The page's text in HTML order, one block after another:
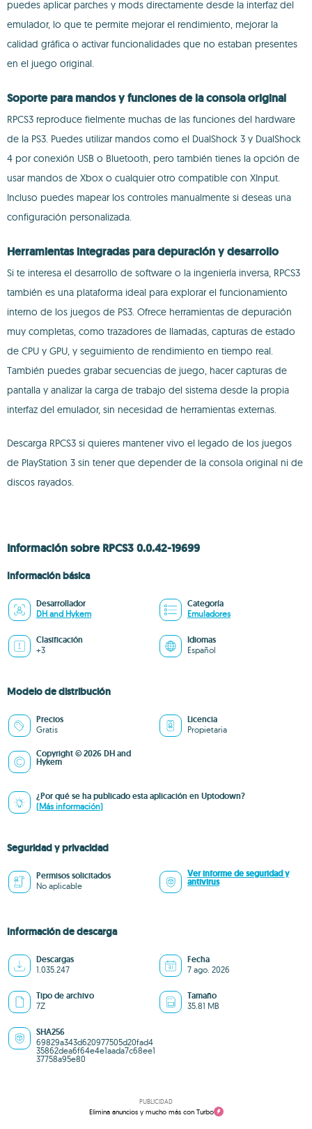
puedes aplicar parches y mods directamente desde la interfaz del
emulador, lo que te permite mejorar el rendimiento, mejorar la
calidad gráfica o activar funcionalidades que no estaban presentes
en el juego original.
Soporte para mandos y funciones de la consola original
RPCS3 reproduce fielmente muchas de las funciones del hardware
de la PS3. Puedes utilizar mandos como el DualShock 3 y DualShock
4 por conexión USB o Bluetooth, pero también tienes la opción de
usar mandos de Xbox o cualquier otro compatible con XInput.
Incluso puedes mapear los controles manualmente si deseas una
configuración personalizada.
Herramientas integradas para depuración y desarrollo
Si te interesa el desarrollo de software o la ingeniería inversa, RPCS3
también es una plataforma ideal para explorar el funcionamiento
interno de los juegos de PS3. Ofrece herramientas de depuración
muy completas, como trazadores de llamadas, capturas de estado
de CPU y GPU, y seguimiento de rendimiento en tiempo real.
También puedes grabar secuencias de juego, hacer capturas de
pantalla y analizar la carga de trabajo del sistema desde la propia
interfaz del emulador, sin necesidad de herramientas externas.
Descarga RPCS3 si quieres mantener vivo el legado de los juegos
de PlayStation 3 sin tener que depender de la consola original ni de
discos rayados.
Información sobre RPCS3 0.0.42-19699
Información básica
Desarrollador
DH and Hykem
Categoría
Emuladores
Clasificación
+3
Idiomas
Español
Modelo de distribución
Precios
Gratis
Licencia
Propietaria
Copyright © 2026 DH and
Hykem
¿Por qué se ha publicado esta aplicación en Uptodown?
(Más información)
Seguridad y privacidad
Permisos solicitados
No aplicable
Ver informe de seguridad y
antivirus
Información de descarga
Descargas
1.035.247
Fecha
7 ago. 2026
Tipo de archivo
7Z
Tamaño
35.81 MB
SHA256
69829a343d620977505d20fad4
35862dea6f64e4e1aada7c68ee1
37758a95e80
PUBLICIDAD
Elimina anuncios y mucho más con Turbo